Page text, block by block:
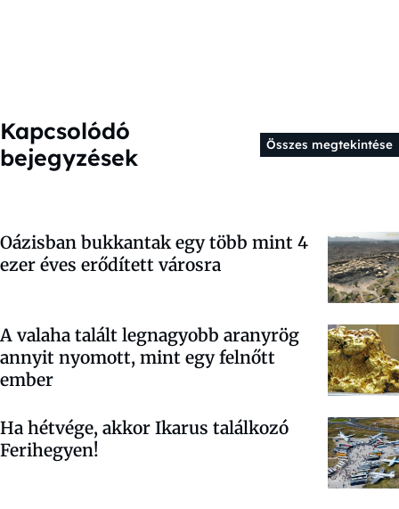
Kapcsolódó
bejegyzések
Összes megtekintése
Oázisban bukkantak egy több mint 4
ezer éves erődített városra
A valaha talált legnagyobb aranyrög
annyit nyomott, mint egy felnőtt
ember
Ha hétvége, akkor Ikarus találkozó
Ferihegyen!